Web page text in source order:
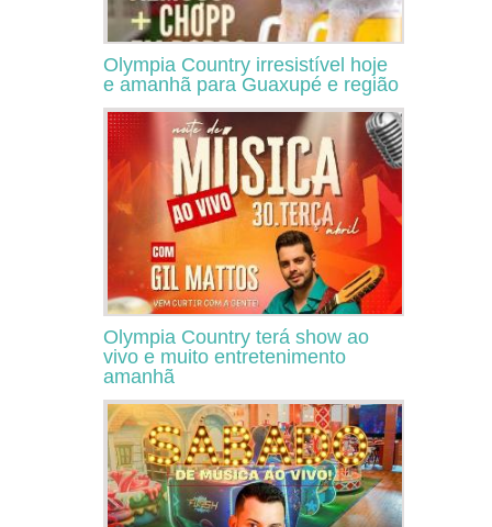
Olympia Country irresistível hoje
e amanhã para Guaxupé e região
Olympia Country terá show ao
vivo e muito entretenimento
amanhã